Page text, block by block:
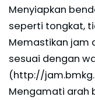
Menyiapkan
seperti tongkat,
Memastikan jam
sesuai dengan
(http://
Mengamati arah